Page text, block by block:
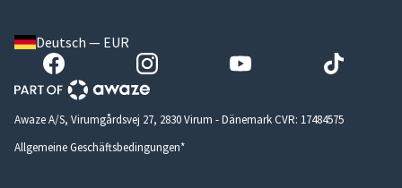
Deutsch — EUR
Awaze A/S, Virumgårdsvej 27, 2830 Virum - Dänemark CVR: 17484575
Allgemeine Geschäftsbedingungen*